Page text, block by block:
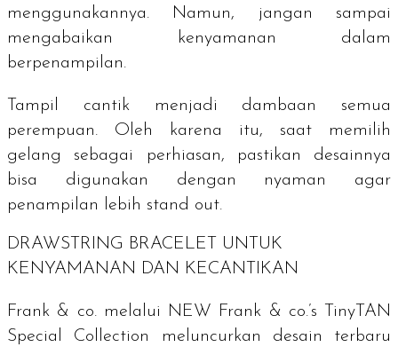
menggunakannya. Namun, jangan sampai
mengabaikan kenyamanan dalam
berpenampilan.
Tampil cantik menjadi dambaan semua
perempuan. Oleh karena itu, saat memilih
gelang sebagai perhiasan, pastikan desainnya
bisa digunakan dengan nyaman agar
penampilan lebih stand out.
DRAWSTRING BRACELET UNTUK
KENYAMANAN DAN KECANTIKAN
Frank & co. melalui NEW Frank & co.’s TinyTAN
Special Collection meluncurkan desain terbaru